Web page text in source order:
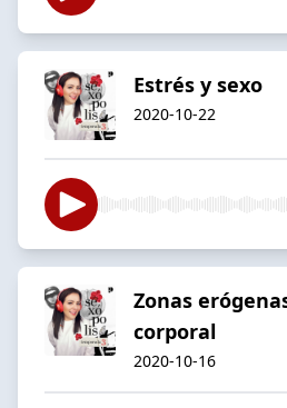
Estrés y sexo
2020-10-22
Zonas
corporal
2020-10-16